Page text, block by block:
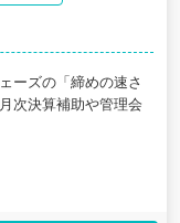
ーズの「締めの速さ
次決算補助や管理会